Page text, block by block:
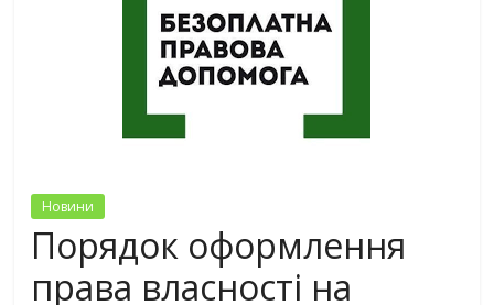
Новини
Порядок оформлення
права власності на